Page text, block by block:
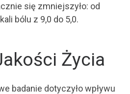
się zmniejszyło: od
bólu z 9,0 do 5,0.
Życia
badanie dotyczyło wpływu